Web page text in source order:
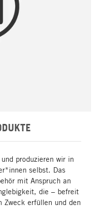
produzieren wir in
selbst. Das
mit Anspruch an
die – befreit
Zweck erfüllen und den